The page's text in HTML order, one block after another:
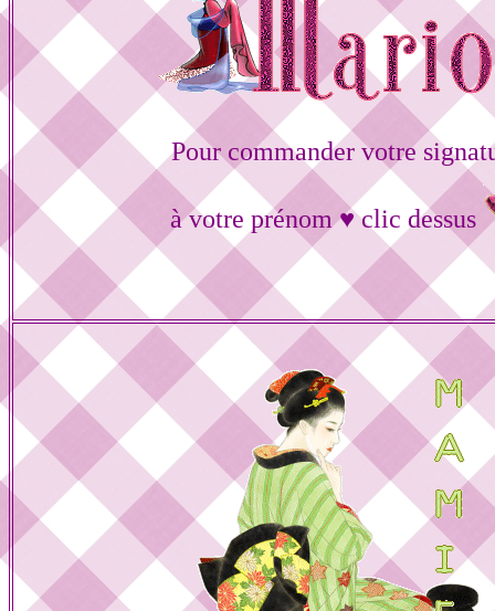
Pour commander votre
à votre prénom ♥ clic dessus